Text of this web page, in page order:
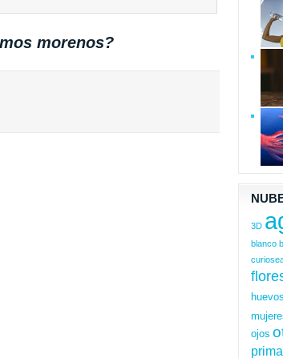
morenos?
3D
blanco
huevos
ojos